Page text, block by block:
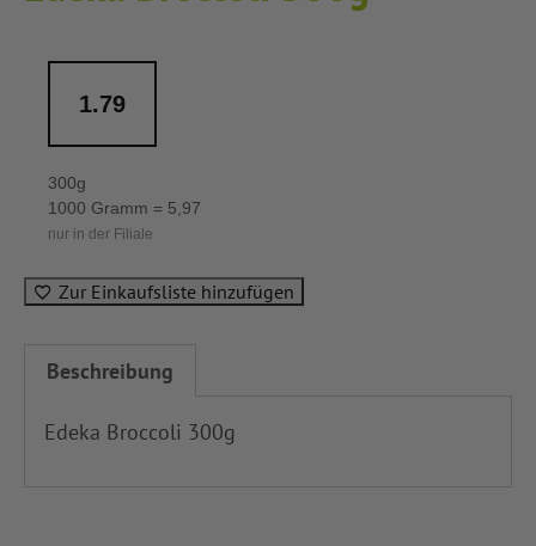
1.79
300g
1000 Gramm = 5,97
nur in der Filiale
Zur Einkaufsliste hinzufügen
Beschreibung
Edeka Broccoli 300g